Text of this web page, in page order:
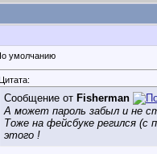
Цитата:
Сообщение от Fisherman
А может пароль забыл и не
Тоже на фейсбуке регился (с
этого !